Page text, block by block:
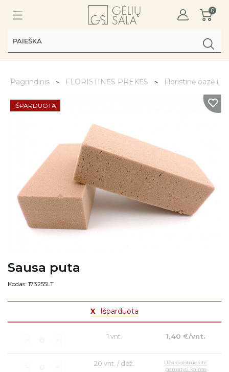
0
Pagrindinis FLORISTINĖS PREKĖS Floristinė oazė ir
IŠPARDUOTA
Sausa puta
Kodas: 173255LT
X Išparduota
1 vnt. 1,40 €/vnt.
20 vnt. / dėž.
Užsiregistruokite
pamatyti kainas